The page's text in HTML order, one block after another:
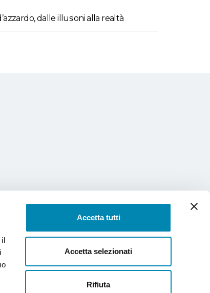
il
Accetta tutti
Accetta selezionati
Rifiuta
dalle illusioni alla realtà
COME ADERIRE SERVIZI CONTATTI